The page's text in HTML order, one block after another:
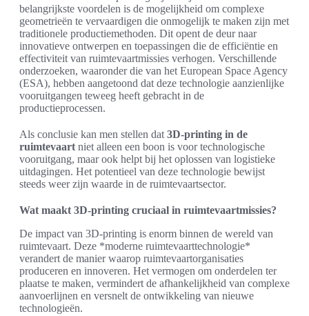
belangrijkste voordelen is de mogelijkheid om complexe
geometrieën te vervaardigen die onmogelijk te maken zijn met
traditionele productiemethoden. Dit opent de deur naar
innovatieve ontwerpen en toepassingen die de efficiëntie en
effectiviteit van ruimtevaartmissies verhogen. Verschillende
onderzoeken, waaronder die van het European Space Agency
(ESA), hebben aangetoond dat deze technologie aanzienlijke
vooruitgangen teweeg heeft gebracht in de
productieprocessen.
Als conclusie kan men stellen dat 3D-printing in de
ruimtevaart niet alleen een boon is voor technologische
vooruitgang, maar ook helpt bij het oplossen van logistieke
uitdagingen. Het potentieel van deze technologie bewijst
steeds weer zijn waarde in de ruimtevaartsector.
Wat maakt 3D-printing cruciaal in ruimtevaartmissies?
De impact van 3D-printing is enorm binnen de wereld van
ruimtevaart. Deze *moderne ruimtevaarttechnologie*
verandert de manier waarop ruimtevaartorganisaties
produceren en innoveren. Het vermogen om onderdelen ter
plaatse te maken, vermindert de afhankelijkheid van complexe
aanvoerlijnen en versnelt de ontwikkeling van nieuwe
technologieën.